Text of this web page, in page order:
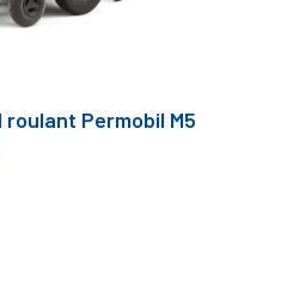
roulant Permobil M5